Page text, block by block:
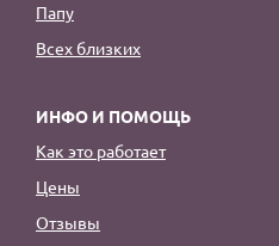
Папу
Всех близких
ИНФО И ПОМОЩЬ
Как это работает
Цены
Отзывы